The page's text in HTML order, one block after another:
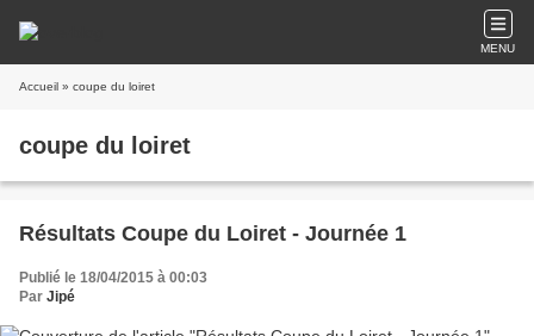
MENU
Accueil » coupe du loiret
coupe du loiret
Résultats Coupe du Loiret - Journée 1
Publié le 18/04/2015 à 00:03
Par Jipé